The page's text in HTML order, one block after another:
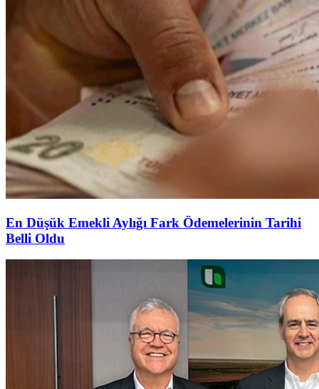
En Düşük Emekli Aylığı Fark Ödemelerinin Tarihi
Belli Oldu